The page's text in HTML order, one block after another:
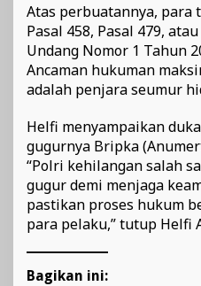
Atas perbuatannya, para
Pasal 458, Pasal 479,
Undang Nomor 1 Tahun
Ancaman hukuman
adalah penjara seumur
Helfi menyampaikan
gugurnya Bripka
“Polri kehilangan salah
gugur demi menjaga
pastikan proses hukum
para pelaku,” tutup Helfi
Bagikan ini: